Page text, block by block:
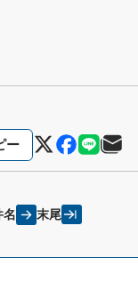
ー
名 末尾